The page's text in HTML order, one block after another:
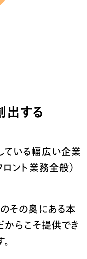
出する
いる幅広い企業
ント業務全般）
その奥にある本
からこそ提供でき